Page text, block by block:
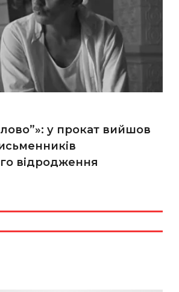
у прокат вийшов
відродження